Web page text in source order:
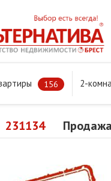
156 2-
Квартиры
231134